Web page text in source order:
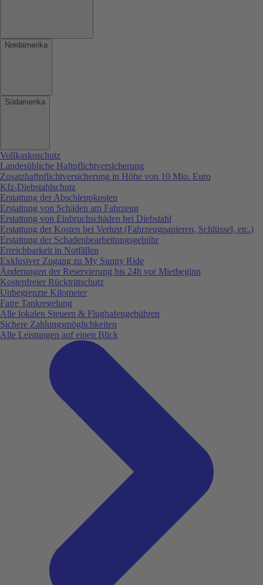
Nordamerika
Südamerika
Vollkaskoschutz
Landesübliche Haftpflichtversicherung
Zusatzhaftpflichtversicherung in Höhe von 10 Mio. Euro
Kfz-Diebstahlschutz
Erstattung der Abschleppkosten
Erstattung von Schäden am Fahrzeug
Erstattung von Einbruchschäden bei Diebstahl
Erstattung der Kosten bei Verlust (Fahrzeugpapieren, Schlüssel, etc.)
Erstattung der Schadenbearbeitungsgebühr
Erreichbarkeit in Notfällen
Exklusiver Zugang zu My Sunny Ride
Änderungen der Reservierung bis 24h vor Mietbeginn
Kostenfreier Rücktrittschutz
Unbegrenzte Kilometer
Faire Tankregelung
Alle lokalen Steuern & Flughafengebühren
Sichere Zahlungsmöglichkeiten
Alle Leistungen auf einen Blick